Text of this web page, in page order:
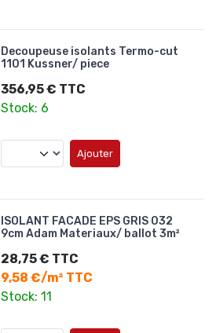
Decoupeuse isolants Termo-cut
1101 Kussner/ piece
356,95 € TTC
Stock: 6
Ajouter
ISOLANT FACADE EPS GRIS 032
9cm Adam Materiaux/ ballot 3m²
28,75 € TTC
9,58 €/m² TTC
Stock: 11